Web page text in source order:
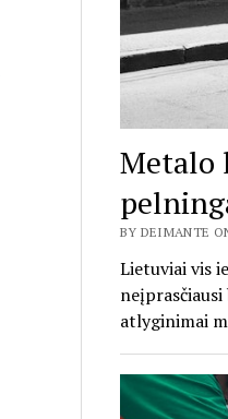
Metalo
BY DEIMANTE
Lietuviai vis
atlyginimai